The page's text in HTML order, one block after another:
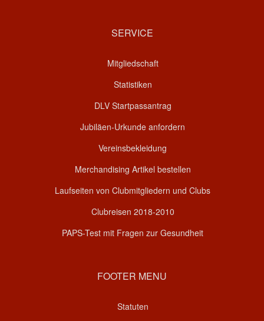
SERVICE
Mitgliedschaft
Statistiken
DLV Startpassantrag
Jubiläen-Urkunde anfordern
Vereinsbekleidung
Merchandising Artikel bestellen
Laufseiten von Clubmitgliedern und Clubs
Clubreisen 2018-2010
PAPS-Test mit Fragen zur Gesundheit
FOOTER MENU
Statuten